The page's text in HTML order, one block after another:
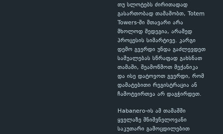
თუ სლოტებს ძირითადად
გასართობად თამაშობთ, Totem
Towers-ში მთავარი არა
მხოლოდ შედეგია, არამედ
პროცესის სიმარტივე. კარგი
დემო გვერდი უნდა გაძლევდეთ
საშუალებას სწრაფად გახსნათ
თამაში, შეამოწმოთ მექანიკა
და ისე დატოვოთ გვერდი, რომ
დამატებითი რეგისტრაცია ან
ჩამოტვირთვა არ დაგჭირდეთ.
Habanero-ის ამ თამაშში
ყველაზე მნიშვნელოვანი
საკუთარი გამოცდილებით